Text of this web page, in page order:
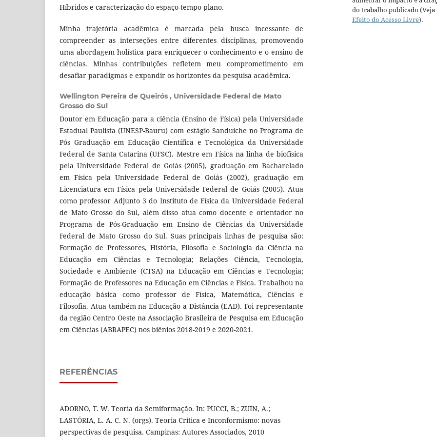
Híbridos e caracterização do espaço-tempo plano.
Minha trajetória acadêmica é marcada pela busca incessante de
compreender as interseções entre diferentes disciplinas, promovendo
uma abordagem holística para enriquecer o conhecimento e o ensino de
ciências. Minhas contribuições refletem meu comprometimento em
desafiar paradigmas e expandir os horizontes da pesquisa acadêmica.
Wellington Pereira de Queirós , Universidade Federal de Mato
Grosso do Sul
Doutor em Educação para a ciência (Ensino de Física) pela Universidade
Estadual Paulista (UNESP-Bauru) com estágio Sanduíche no Programa de
Pós Graduação em Educação Científica e Tecnológica da Universidade
Federal de Santa Catarina (UFSC). Mestre em Física na linha de biofísica
pela Universidade Federal de Goiás (2005), graduação em Bacharelado
em Física pela Universidade Federal de Goiás (2002), graduação em
Licenciatura em Física pela Universidade Federal de Goiás (2005). Atua
como professor Adjunto 3 do Instituto de Física da Universidade Federal
de Mato Grosso do Sul, além disso atua como docente e orientador no
Programa de Pós-Graduação em Ensino de Ciências da Universidade
Federal de Mato Grosso do Sul. Suas principais linhas de pesquisa são:
Formação de Professores, História, Filosofia e Sociologia da Ciência na
Educação em Ciências e Tecnologia; Relações Ciência, Tecnologia,
Sociedade e Ambiente (CTSA) na Educação em Ciências e Tecnologia;
Formação de Professores na Educação em Ciências e Física. Trabalhou na
educação básica como professor de Física, Matemática, Ciências e
Filosofia. Atua também na Educação a Distância (EAD). Foi representante
da região Centro Oeste na Associação Brasileira de Pesquisa em Educação
em Ciências (ABRAPEC) nos biênios 2018-2019 e 2020-2021.
REFERÊNCIAS
ADORNO, T. W. Teoria da Semiformação. In: PUCCI, B.; ZUIN, A.;
LASTÓRIA, L. A. C. N. (orgs). Teoria Crítica e Inconformismo: novas
perspectivas de pesquisa. Campinas: Autores Associados, 2010
do trabalho publicado (Veja
Efeito do Acesso Livre).